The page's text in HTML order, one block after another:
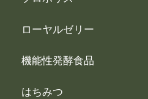
ローヤルゼリー
機能性発酵食品
はちみつ